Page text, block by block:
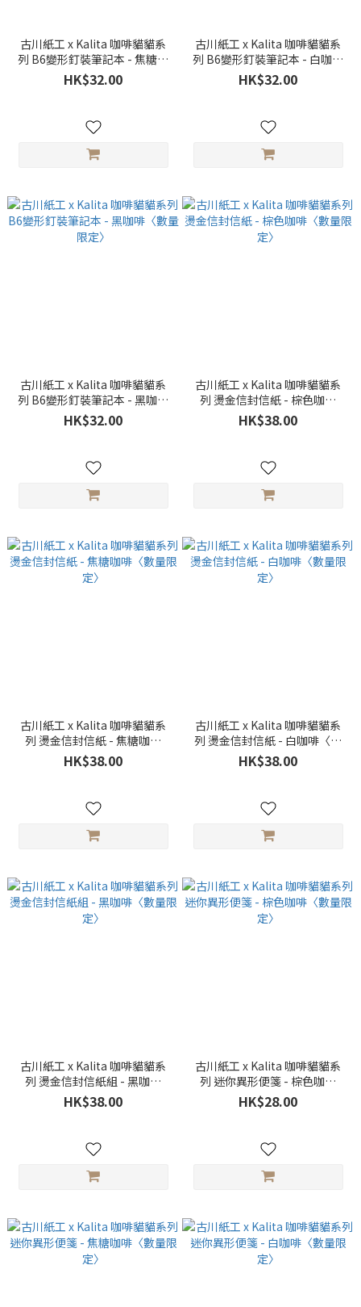
古川紙工 x Kalita 咖啡貓貓系
列 B6變形釘裝筆記本 - 焦糖咖
啡〈數量限定〉
HK$32.00
古川紙工 x Kalita 咖啡貓貓系
列 B6變形釘裝筆記本 - 白咖啡
〈數量限定〉
HK$32.00
古川紙工 x Kalita 咖啡貓貓系
列 B6變形釘裝筆記本 - 黑咖啡
〈數量限定〉
HK$32.00
古川紙工 x Kalita 咖啡貓貓系
列 燙金信封信紙 - 棕色咖啡
〈數量限定〉
HK$38.00
古川紙工 x Kalita 咖啡貓貓系
列 燙金信封信紙 - 焦糖咖啡
〈數量限定〉
HK$38.00
古川紙工 x Kalita 咖啡貓貓系
列 燙金信封信紙 - 白咖啡〈數
量限定〉
HK$38.00
古川紙工 x Kalita 咖啡貓貓系
列 燙金信封信紙組 - 黑咖啡
〈數量限定〉
HK$38.00
古川紙工 x Kalita 咖啡貓貓系
列 迷你異形便箋 - 棕色咖啡
〈數量限定〉
HK$28.00